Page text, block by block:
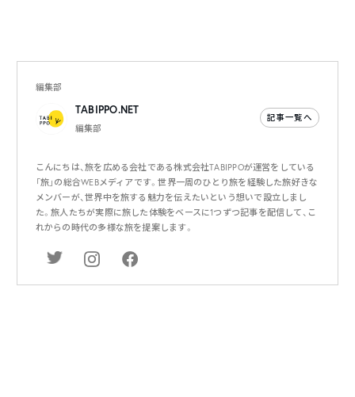
編集部
TABIPPO.NET
編集部
記事一覧へ
こんにちは、旅を広める会社である株式会社TABIPPOが運営をしている
「旅」の総合WEBメディアです。世界一周のひとり旅を経験した旅好きな
メンバーが、世界中を旅する魅力を伝えたいという想いで設立しまし
た。旅人たちが実際に旅した体験をベースに1つずつ記事を配信して、こ
れからの時代の多様な旅を提案します。